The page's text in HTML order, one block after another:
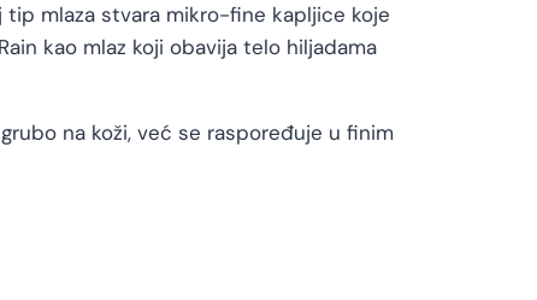
tip mlaza stvara mikro-fine kapljice koje
kao mlaz koji obavija telo hiljadama
na koži, već se raspoređuje u finim